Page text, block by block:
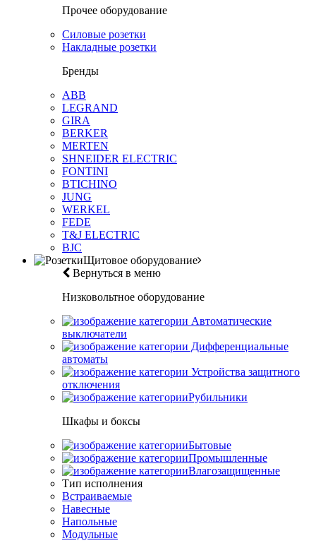
Прочее оборудование
Силовые розетки
Накладные розетки
Бренды
ABB
LEGRAND
GIRA
BERKER
MERTEN
SHNEIDER ELECTRIC
FONTINI
BTICHINO
JUNG
WERKEL
FEDE
T&J ELECTRIC
BJC
Щитовое оборудование
Вернуться в меню
Низковольтное оборудование
Автоматические
выключатели
Дифференциальные
автоматы
Устройства защитного
отключения
Рубильники
Шкафы и боксы
Бытовые
Промышленные
Влагозащищенные
Тип исполнения
Встраиваемые
Навесные
Напольные
Модульные